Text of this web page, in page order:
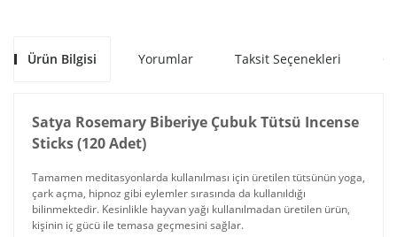
Ürün Bilgisi Yorumlar Taksit Seçenekleri
Satya Rosemary Biberiye Çubuk Tütsü Incense
Sticks (120 Adet)
Tamamen meditasyonlarda kullanılması için üretilen tütsünün yoga,
çark açma, hipnoz gibi eylemler sırasında da kullanıldığı
bilinmektedir. Kesinlikle hayvan yağı kullanılmadan üretilen ürün,
kişinin iç gücü ile temasa geçmesini sağlar.